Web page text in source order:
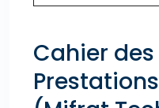
Cahier